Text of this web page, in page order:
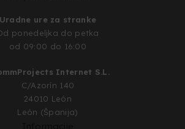
Uradne ure za stranke
ponedeljka do petka
od 09:00 do 16:00
Internet S.L.
C/Azorín 140
24010 León
León (Španija)